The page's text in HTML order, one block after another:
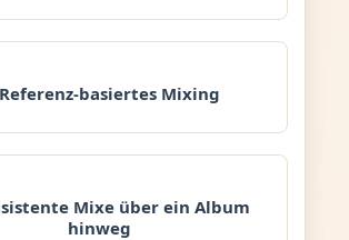
basiertes Mixing
Mixe über ein Album
hinweg